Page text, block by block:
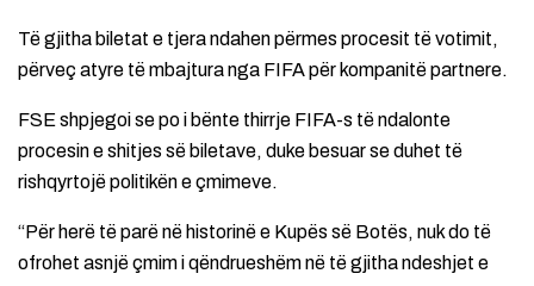
Të gjitha biletat e tjera ndahen përmes procesit të votimit,
përveç atyre të mbajtura nga FIFA për kompanitë partnere.
FSE shpjegoi se po i bënte thirrje FIFA-s të ndalonte
procesin e shitjes së biletave, duke besuar se duhet të
rishqyrtojë politikën e çmimeve.
“Për herë të parë në historinë e Kupës së Botës, nuk do të
ofrohet asnjë çmim i qëndrueshëm në të gjitha ndeshjet e